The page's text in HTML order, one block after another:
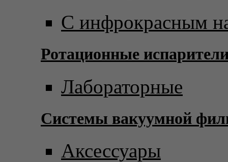
С инфрокрасным
Ротационные
Лабораторные
Системы вакуумной
Аксессуары